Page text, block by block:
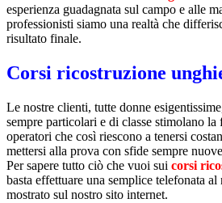
esperienza guadagnata sul campo e alle
professionisti siamo una realtà che
risultato finale.
Corsi ricostruzione
Le nostre clienti, tutte donne
sempre particolari e di classe stimolano la
operatori che così riescono a tenersi
mettersi alla prova con sfide sempre
Per sapere tutto ciò che vuoi sui corsi
basta effettuare una semplice telefonata
mostrato sul nostro sito internet.